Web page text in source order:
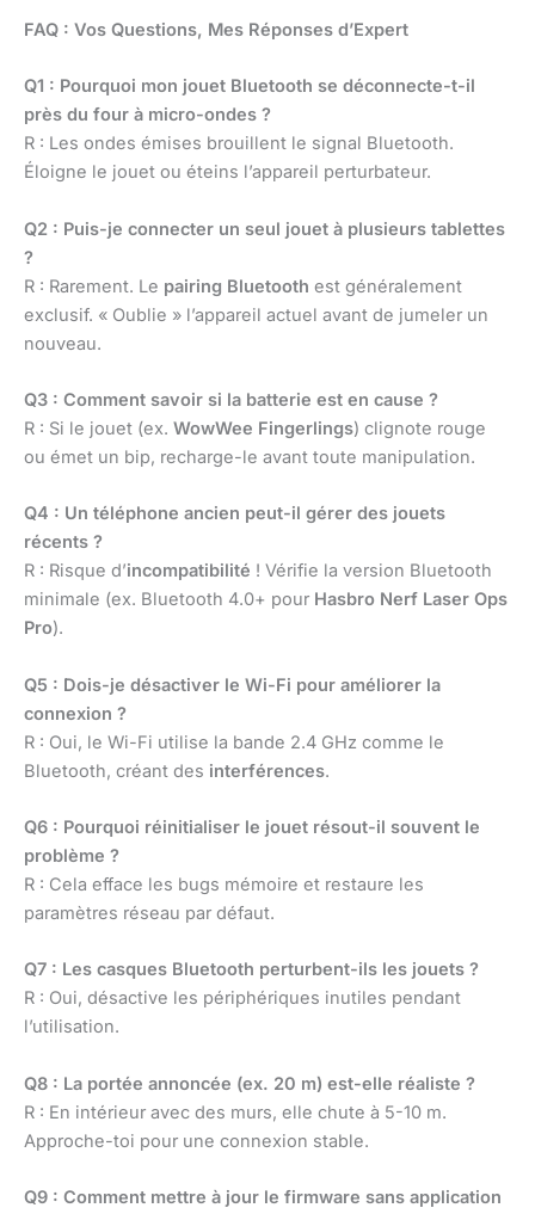
FAQ : Vos Questions, Mes Réponses d’Expert
Q1 : Pourquoi mon jouet Bluetooth se déconnecte-t-il
près du four à micro-ondes ?
R : Les ondes émises brouillent le signal Bluetooth.
Éloigne le jouet ou éteins l’appareil perturbateur.
Q2 : Puis-je connecter un seul jouet à plusieurs tablettes
?
R : Rarement. Le pairing Bluetooth est généralement
exclusif. « Oublie » l’appareil actuel avant de jumeler un
nouveau.
Q3 : Comment savoir si la batterie est en cause ?
R : Si le jouet (ex. WowWee Fingerlings) clignote rouge
ou émet un bip, recharge-le avant toute manipulation.
Q4 : Un téléphone ancien peut-il gérer des jouets
récents ?
R : Risque d’incompatibilité ! Vérifie la version Bluetooth
minimale (ex. Bluetooth 4.0+ pour Hasbro Nerf Laser Ops
Pro).
Q5 : Dois-je désactiver le Wi-Fi pour améliorer la
connexion ?
R : Oui, le Wi-Fi utilise la bande 2.4 GHz comme le
Bluetooth, créant des interférences.
Q6 : Pourquoi réinitialiser le jouet résout-il souvent le
problème ?
R : Cela efface les bugs mémoire et restaure les
paramètres réseau par défaut.
Q7 : Les casques Bluetooth perturbent-ils les jouets ?
R : Oui, désactive les périphériques inutiles pendant
l’utilisation.
Q8 : La portée annoncée (ex. 20 m) est-elle réaliste ?
R : En intérieur avec des murs, elle chute à 5-10 m.
Approche-toi pour une connexion stable.
Q9 : Comment mettre à jour le firmware sans application